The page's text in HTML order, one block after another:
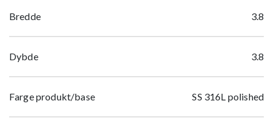
Bredde 3.8
Dybde 3.8
Farge produkt/base SS 316L polished